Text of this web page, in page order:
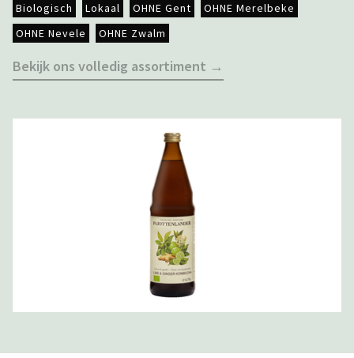
Biologisch Lokaal OHNE Gent
OHNE Merelbeke
OHNE Nevele
OHNE Zwalm
Bekijk ons volledig assortiment →